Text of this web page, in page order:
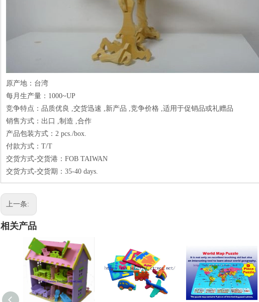
原产地：台湾
每月生产量：1000~UP
竞争特点：品质优良 ,交货迅速 ,新产品 ,竞争价格 ,适用于促销品或礼赠品
销售方式：出口 ,制造 ,合作
产品包装方式：2 pcs./box.
付款方式：T/T
交货方式-交货港：FOB TAIWAN
交货方式-交货期：35-40 days.
上一条:
相关产品